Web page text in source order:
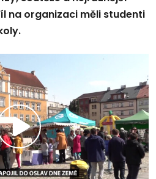
na organizaci měli studenti
Přehrát
video